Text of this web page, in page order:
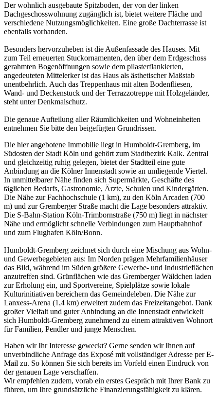
Der wohnlich ausgebaute Spitzboden, der von der linken
Dachgeschosswohnung zugänglich ist, bietet weitere Fläche und
verschiedene Nutzungsmöglichkeiten. Eine große Dachterrasse ist
ebenfalls vorhanden.
Besonders hervorzuheben ist die Außenfassade des Hauses. Mit
zum Teil erneuerten Stuckornamenten, den über dem Erdgeschoss
gerahmten Bogenöffnungen sowie dem pilasterflankierten,
angedeuteten Mittelerker ist das Haus als ästhetischer Maßstab
unentbehrlich. Auch das Treppenhaus mit alten Bodenfliesen,
Wand- und Deckenstuck und der Terrazzotreppe mit Holzgeländer,
steht unter Denkmalschutz.
Die genaue Aufteilung aller Räumlichkeiten und Wohneinheiten
entnehmen Sie bitte den beigefügten Grundrissen.
Die hier angebotene Immobilie liegt in Humboldt-Gremberg, im
Südosten der Stadt Köln und gehört zum Stadtbezirk Kalk. Zentral
und gleichzeitig ruhig gelegen, bietet der Stadtteil eine gute
Anbindung an die Kölner Innenstadt sowie an umliegende Viertel.
In unmittelbarer Nähe finden sich Supermärkte, Geschäfte des
täglichen Bedarfs, Gastronomie, Ärzte, Schulen und Kindergärten.
Die Nähe zur Fachhochschule (1 km), zu den Köln Arcaden (700
m) und zur Gremberger Straße macht die Lage besonders attraktiv.
Die S-Bahn-Station Köln-Trimbornstraße (750 m) liegt in nächster
Nähe und ermöglicht schnelle Verbindungen zum Hauptbahnhof
und zum Flughafen Köln/Bonn.
Humboldt-Gremberg zeichnet sich durch eine Mischung aus Wohn-
und Gewerbegebieten aus: Im Norden prägen Mehrfamilienhäuser
das Bild, während im Süden größere Gewerbe- und Industrieflächen
anzutreffen sind. Grünflächen wie das Gremberger Wäldchen laden
zur Erholung ein, und Sportvereine, Spielplätze sowie lokale
Kulturinitiativen bereichern das Gemeindeleben. Die Nähe zur
Lanxess-Arena (1,4 km) erweitert zudem das Freizeitangebot. Dank
großer Vielfalt und guter Anbindung an die Innenstadt entwickelt
sich Humboldt-Gremberg zunehmend zu einem attraktiven Wohnort
für Familien, Pendler und junge Menschen.
Haben wir Ihr Interesse geweckt? Gerne senden wir Ihnen auf
unverbindliche Anfrage das Exposé mit vollständiger Adresse per E-
Mail zu. So können Sie sich bereits im Vorfeld einen Eindruck von
der genauen Lage verschaffen.
Wir empfehlen zudem, vorab ein erstes Gespräch mit Ihrer Bank zu
führen, um Ihre grundsätzliche Finanzierungsfähigkeit zu klären.